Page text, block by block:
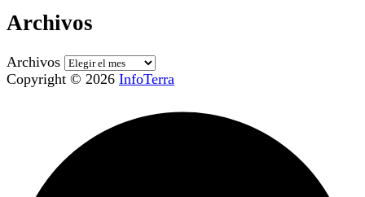
Archivos
Archivos
Copyright © 2026 InfoTerra